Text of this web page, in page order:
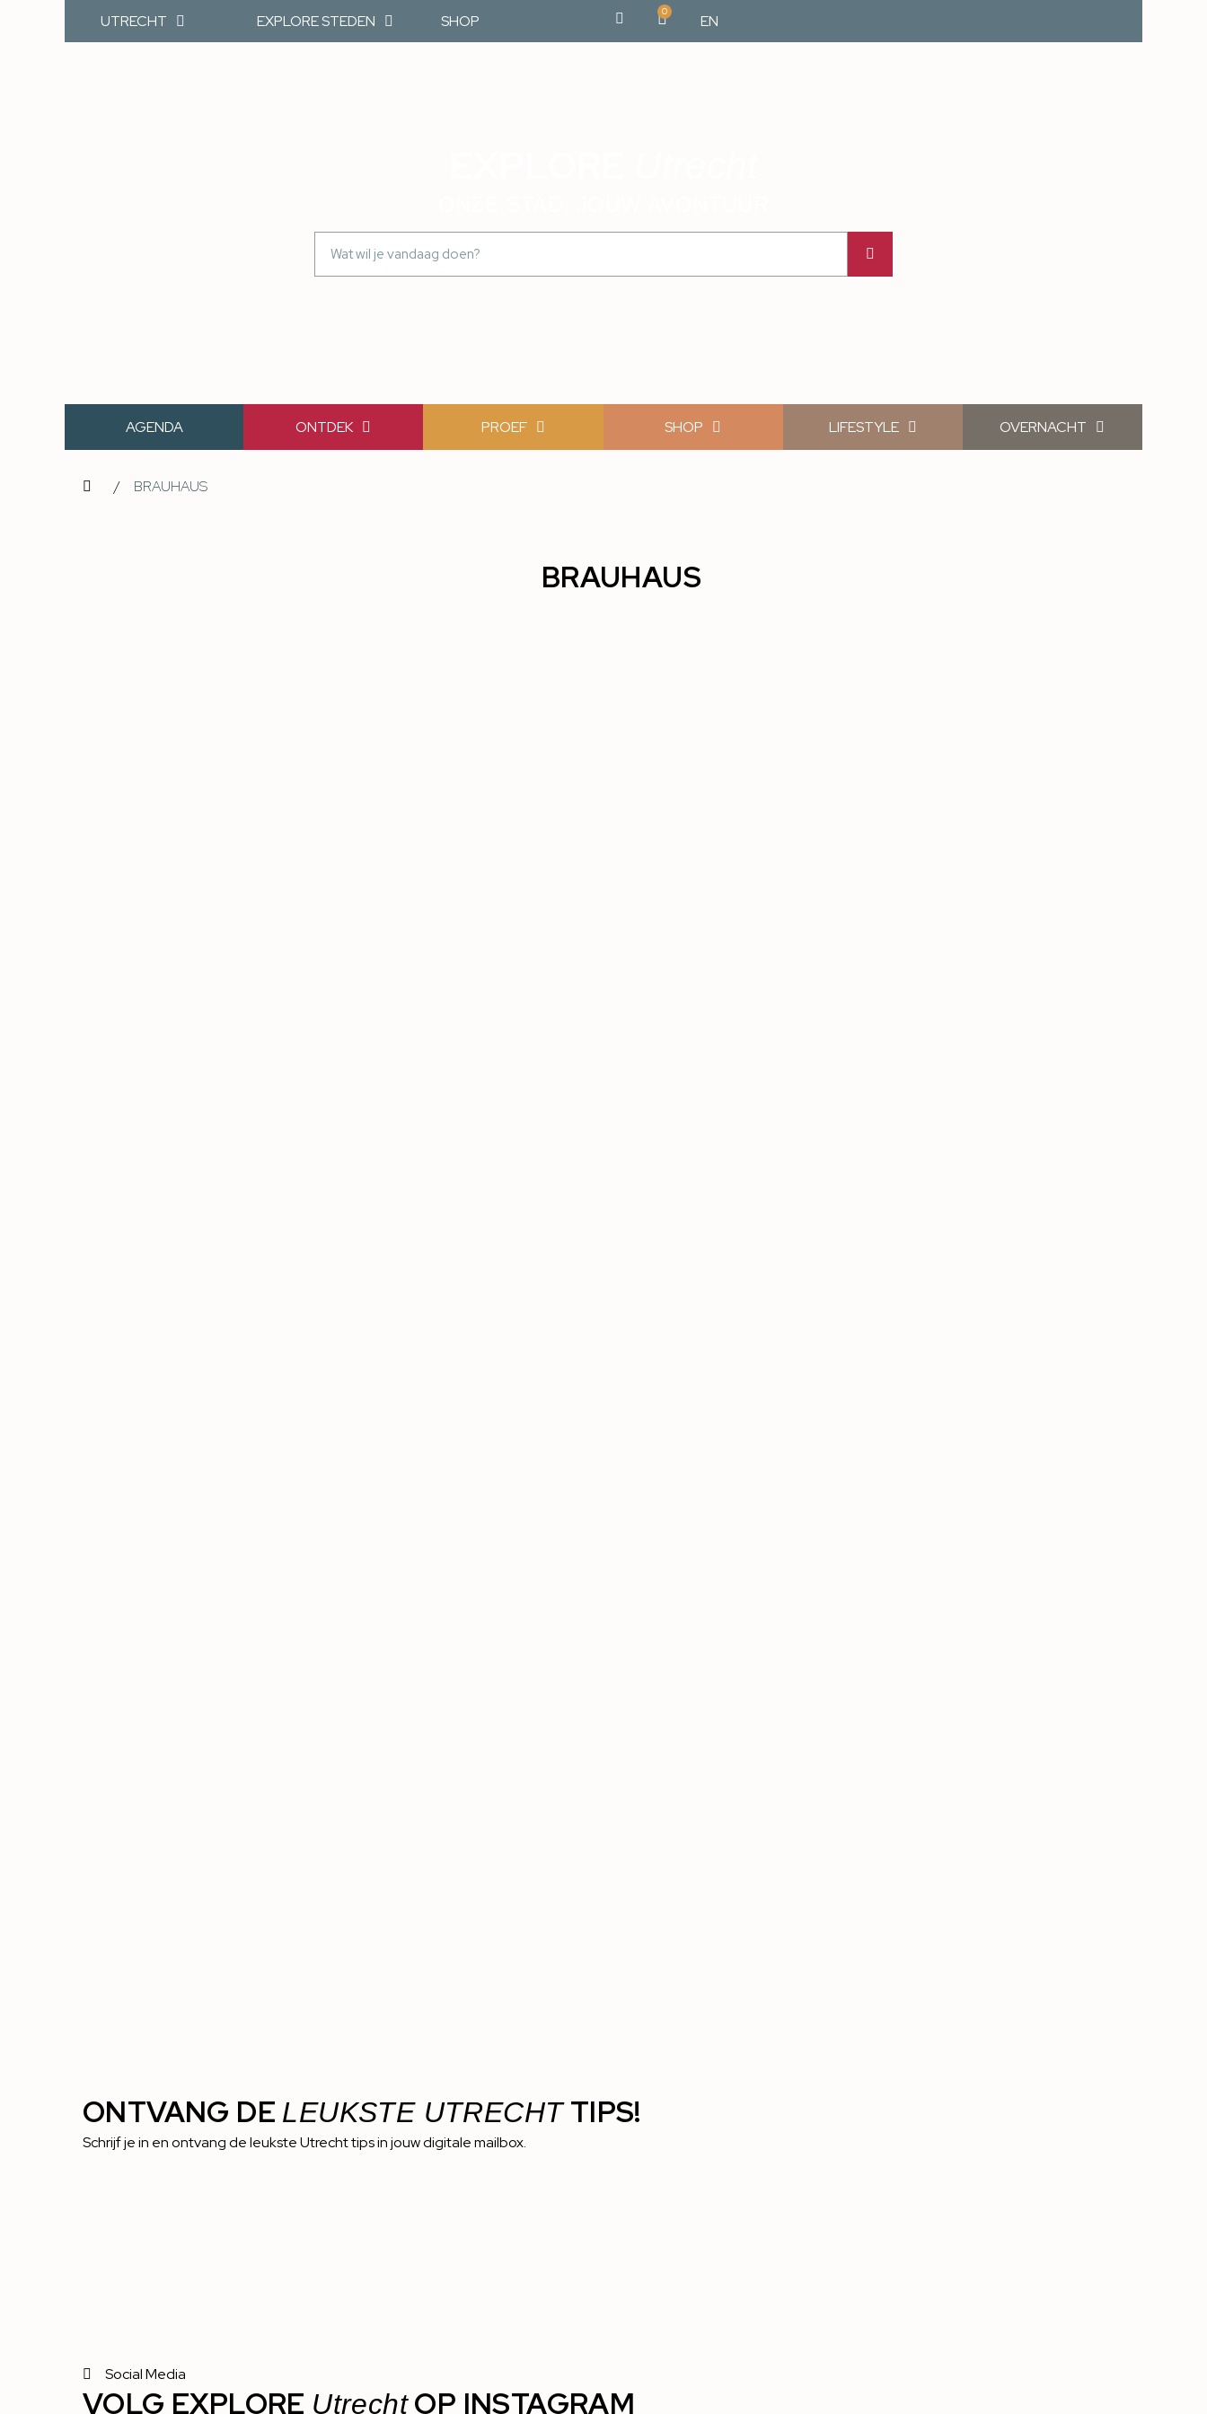
UTRECHT EXPLORE STEDEN SHOP
0
EN
AGENDA ONTDEK PROEF SHOP LIFESTYLE OVERNACHT
/ BRAUHAUS
BRAUHAUS
ONTVANG DE LEUKSTE UTRECHTTIPS!
Schrijf je in en ontvang de leukste Utrecht tips in jouw digitale mailbox.
Social Media
VOLG EXPLORE UtrechtOP INSTAGRAM